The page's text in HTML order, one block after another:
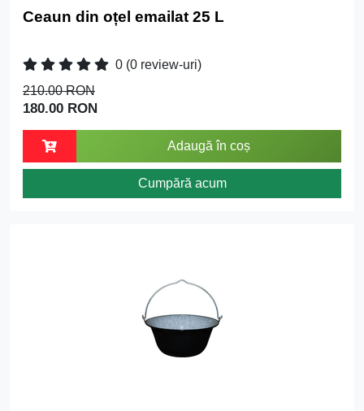
Ceaun din oțel emailat 25 L
0 (0 review-uri)
210.00 RON
180.00 RON
Adaugă în coș
Cumpără acum